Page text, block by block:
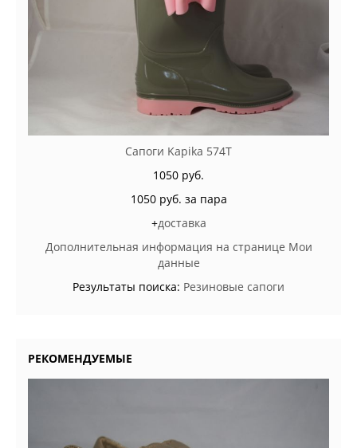
Сапоги Kapika 574Т
1050 руб.
1050 руб. за пара
+доставка
Дополнительная информация на странице Мои
данные
Результаты поиска: Резиновые сапоги
РЕКОМЕНДУЕМЫЕ